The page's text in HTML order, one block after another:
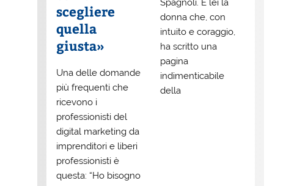
scegliere
quella
giusta»
Una delle domande
più frequenti che
ricevono i
professionisti del
digital marketing da
imprenditori e liberi
professionisti è
questa: “Ho bisogno
Spagnoli. È lei la
donna che, con
intuito e coraggio,
ha scritto una
pagina
indimenticabile
della